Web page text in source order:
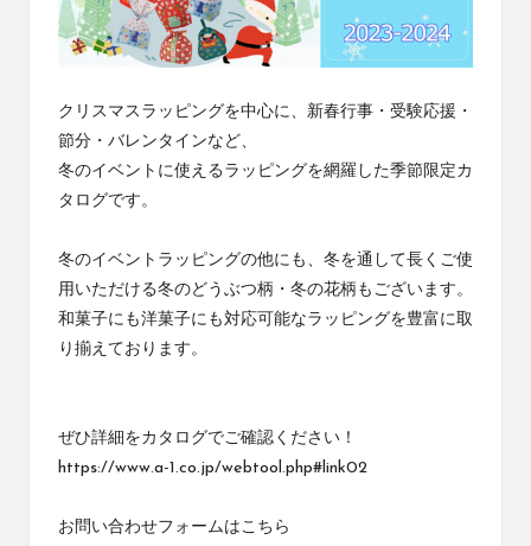
の
コ
で
す
クリスマスラッピングを中心に、新春行事・受験応援・
節分・バレンタインなど、
冬のイベントに使えるラッピングを網羅した季節限定カ
タログです。
冬のイベントラッピングの他にも、冬を通して長くご使
用いただける冬のどうぶつ柄・冬の花柄もございます。
和菓子にも洋菓子にも対応可能なラッピングを豊富に取
り揃えております。
ぜひ詳細をカタログでご確認ください！
https://www.a-1.co.jp/webtool.php#link02
お問い合わせフォームはこちら